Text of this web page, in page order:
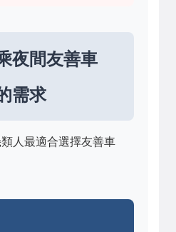
夜間友善車
需求
人最適合選擇友善車